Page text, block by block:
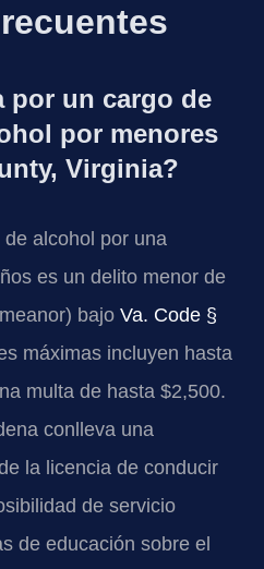
por un cargo de
por menores
Virginia?
alcohol por una
es un delito menor de
bajo Va. Code §
máximas incluyen hasta
multa de hasta $2,500.
conlleva una
la licencia de conducir
de servicio
de educación sobre el